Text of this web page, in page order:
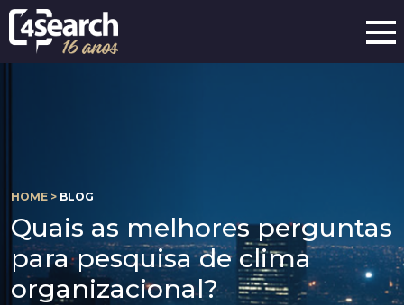
HOME > BLOG
Quais as melhores perguntas
para pesquisa de clima
organizacional?